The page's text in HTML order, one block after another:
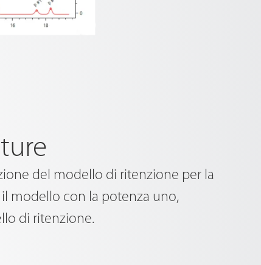
del modello di ritenzione per la
modello con la potenza uno,
di ritenzione.